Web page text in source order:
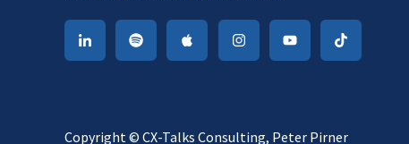
Copyright © CX-Talks Consulting, Peter Pirner